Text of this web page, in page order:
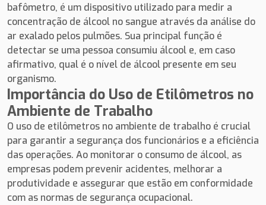
bafômetro, é um dispositivo utilizado para medir a
concentração de álcool no sangue através da análise do
ar exalado pelos pulmões. Sua principal função é
detectar se uma pessoa consumiu álcool e, em caso
afirmativo, qual é o nível de álcool presente em seu
organismo.
Importância do Uso de Etilômetros no
Ambiente de Trabalho
O uso de etilômetros no ambiente de trabalho é crucial
para garantir a segurança dos funcionários e a eficiência
das operações. Ao monitorar o consumo de álcool, as
empresas podem prevenir acidentes, melhorar a
produtividade e assegurar que estão em conformidade
com as normas de segurança ocupacional.